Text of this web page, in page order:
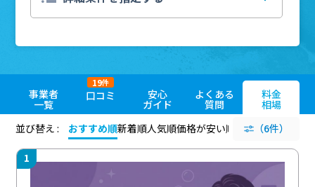
事業者
一覧
口コミ
19件
安心
ガイド
よくある
質問
料金
相場
並び替え :
おすすめ順新着順人気順価格が安い順 評価が高い順
（6件）
1